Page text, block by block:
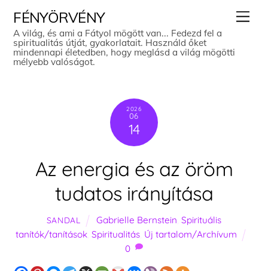
content
FÉNYÖRVÉNY
A világ, és ami a Fátyol mögött van... Fedezd fel a
spiritualitás útját, gyakorlatait. Használd őket
mindennapi életedben, hogy meglásd a világ mögötti
mélyebb valóságot.
2026
06
14
Az energia és az öröm
tudatos irányítása
SANDAL Gabrielle Bernstein ,Spirituális
tanítók/tanítások, Spiritualitás, Új tartalom/Archívum
0